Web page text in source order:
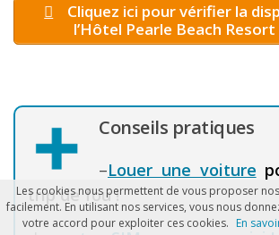
Cliquez ici pour vérifier la
l’Hôtel Pearle Beach Resort
Conseils pratiques
–Louer une voiture
trip de fou !
Les cookies nous permettent de vous proposer
facilement. En utilisant nos services, vous nous
votre accord pour exploiter ces cookies. En